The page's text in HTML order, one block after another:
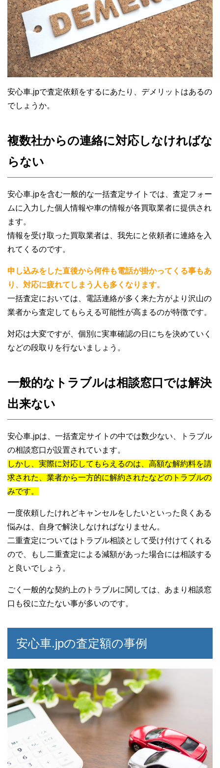
安心車.jpで査定依頼をするにあたり、デメリットはあるの
でしょうか。
複数社からの連絡に対応しなければな
らない
安心車.jpを含む一般的な一括査定サイトでは、査定フォー
ムに入力した個人情報や車の情報が各買取業者に提供され
ます。
情報を受け取った買取業者は、我先にと依頼者に連絡を入
れてくるのです。
申し込みをした直後から何件も電話が掛かってくる事もあ
り、対応に疲れてしまう人も多くなります。
一括査定においては、電話連絡が多く来た方がより沢山の
業者から査定してもらえる可能性が高まるのが特徴です。
対応は大変ですが、個別に実車確認の日にちを決めていく
などの段取りを行ないましょう。
一般的なトラブルは相談窓口では解決
出来ない
安心車.jpは、一括査定サイトの中では数少ない、トラブル
の相談窓口が設置されています。
しかし、実際に対応してもらえるのは、高額な解約料を請
求された、業者から一方的に解約されたなどのトラブルの
みです。
一度依頼したけれどキャンセルをしたいといった良くある
悩みは、自身で解決しなければなりません。
二重査定についてはトラブル相談として受け付けてくれる
ので、もし二重査定による減額があった場合には相談する
と良いでしょう。
ごく一般的な契約上のトラブルに関しては、あまり相談窓
口も役に立たない事が多いのです。
安心車.jpの査定額の事例